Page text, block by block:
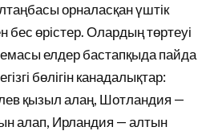
орналасқан үштік
бес өрістер. Олардың төртеуі
елдер бастапқыда пайда
бөлігін канадалықтар:
қызыл алаң, Шотландия —
алап, Ирландия — алтын